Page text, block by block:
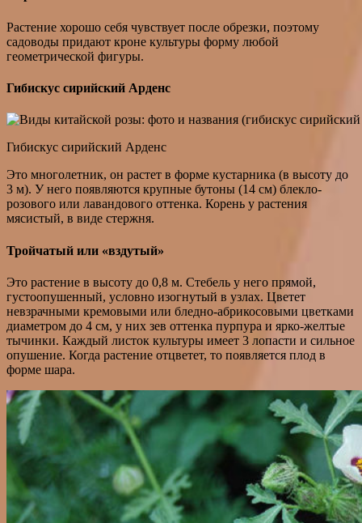
Растение хорошо себя чувствует после обрезки, поэтому
садоводы придают кроне культуры форму любой
геометрической фигуры.
Гибискус сирийский Арденс
Гибискус сирийский Арденс
Это многолетник, он растет в форме кустарника (в высоту до
3 м). У него появляются крупные бутоны (14 см) блекло-
розового или лавандового оттенка. Корень у растения
мясистый, в виде стержня.
Тройчатый или «вздутый»
Это растение в высоту до 0,8 м. Стебель у него прямой,
густоопушенный, условно изогнутый в узлах. Цветет
невзрачными кремовыми или бледно-абрикосовыми цветками
диаметром до 4 см, у них зев оттенка пурпура и ярко-желтые
тычинки. Каждый листок культуры имеет 3 лопасти и сильное
опушение. Когда растение отцветет, то появляется плод в
форме шара.